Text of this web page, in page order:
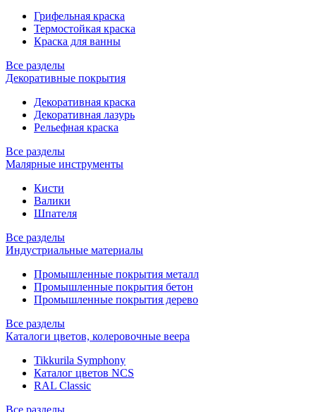
Грифельная краска
Термостойкая краска
Краска для ванны
Все разделы
Декоративные покрытия
Декоративная краска
Декоративная лазурь
Рельефная краска
Все разделы
Малярные инструменты
Кисти
Валики
Шпателя
Все разделы
Индустриальные материалы
Промышленные покрытия металл
Промышленные покрытия бетон
Промышленные покрытия дерево
Все разделы
Каталоги цветов, колеровочные веера
Tikkurila Symphony
Каталог цветов NCS
RAL Classic
Все разделы